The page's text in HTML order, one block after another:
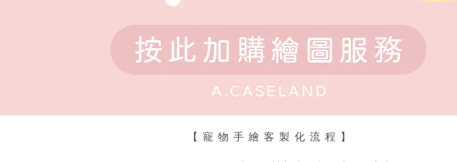
【 寵 物 手 繪 客 製 化 流 程 】